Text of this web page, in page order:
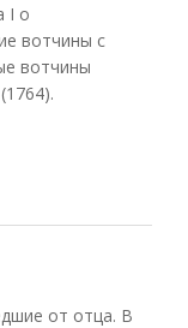
I о
вотчины с
вотчины
от отца. В